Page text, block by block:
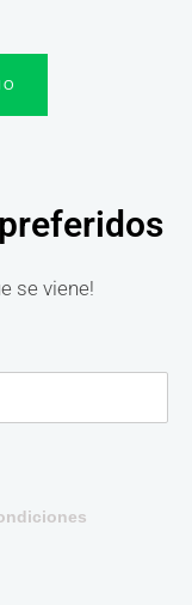
se viene!